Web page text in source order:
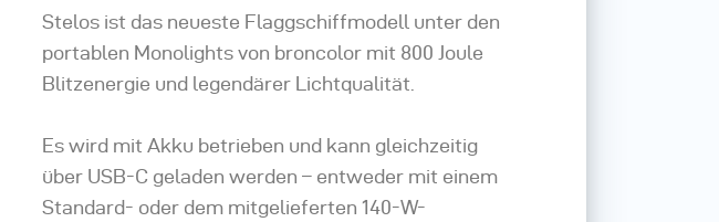
Stelos ist das neueste Flaggschiffmodell unter den
portablen Monolights von broncolor mit 800 Joule
Blitzenergie und legendärer Lichtqualität.
Es wird mit Akku betrieben und kann gleichzeitig
über USB-C geladen werden – entweder mit einem
Standard- oder dem mitgelieferten 140-W-